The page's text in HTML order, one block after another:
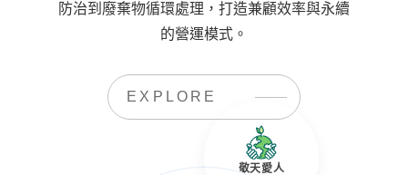
防治到廢棄物循環處理，打造兼顧效率與永續
的營運模式。
EXPLORE
敬天愛人